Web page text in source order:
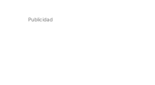
Publicidad